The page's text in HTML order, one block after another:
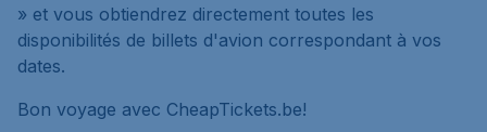
» et vous obtiendrez directement toutes les
disponibilités de billets d'avion correspondant à vos
dates.
Bon voyage avec CheapTickets.be!